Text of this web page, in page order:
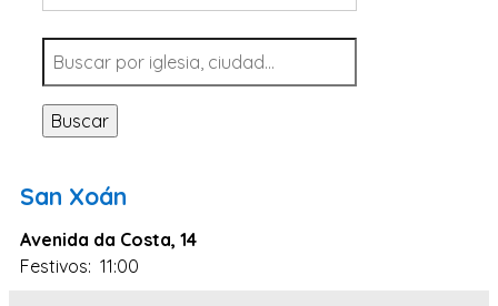
Tarragona
Navarra
Valladolid
Sevilla
Santa Cruz de Tenerife
Cantabria
Buscar
San Xoán
Avenida da Costa, 14
Festivos: 11:00